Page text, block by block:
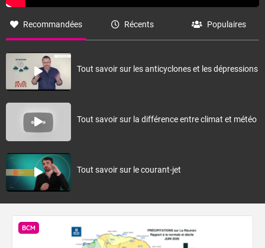
que la normale. En lien avec des eaux plus chaudes que la normale
au voisinage des Mascareignes, les températures resteront le plus
Recommandées Récents Populaires
Tout savoir sur les anticyclones et les dépressions
Tout savoir sur la différence entre climat et météo
Tout savoir sur le courant-jet
BCM